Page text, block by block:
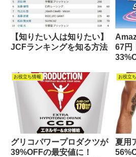
【知りたい人は知りたい】
JCFランキングを知る方法
67円
お役立ち情報
グリコパワープロダクツが
39%OFFの最安値に！
お役立
夏用